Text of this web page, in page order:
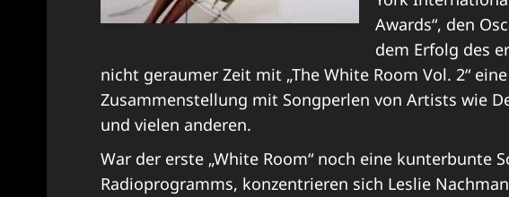
Awards“, den
dem Erfolg des
nicht geraumer Zeit mit „The White Room Vol. 2“
Zusammenstellung mit Songperlen von Artists wie
und vielen anderen.
War der erste „White Room“ noch eine kunterbunte
Radioprogramms, konzentrieren sich Leslie